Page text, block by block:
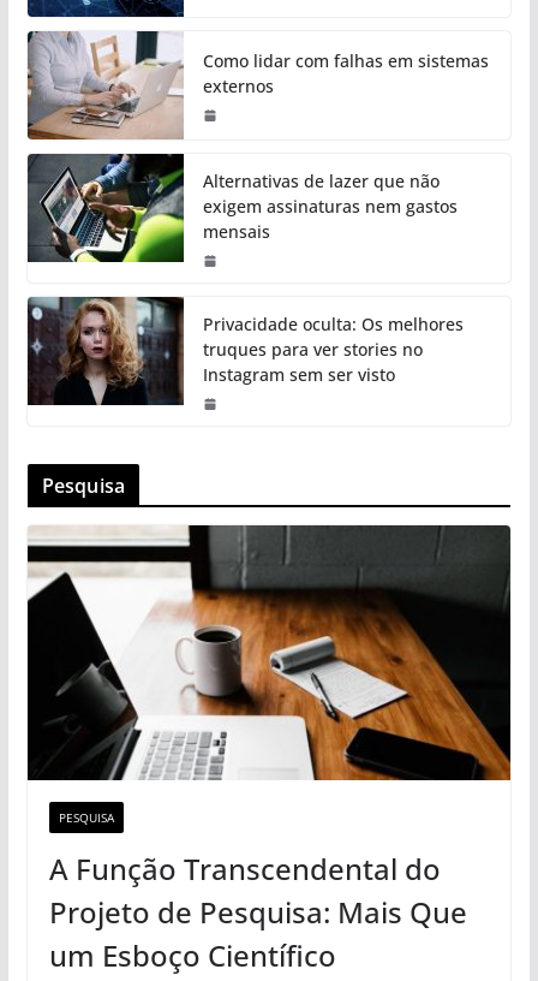
Como lidar com falhas em sistemas
externos
Alternativas de lazer que não
exigem assinaturas nem gastos
mensais
Privacidade oculta: Os melhores
truques para ver stories no
Instagram sem ser visto
Pesquisa
PESQUISA
A Função Transcendental do
Projeto de Pesquisa: Mais Que
um Esboço Científico